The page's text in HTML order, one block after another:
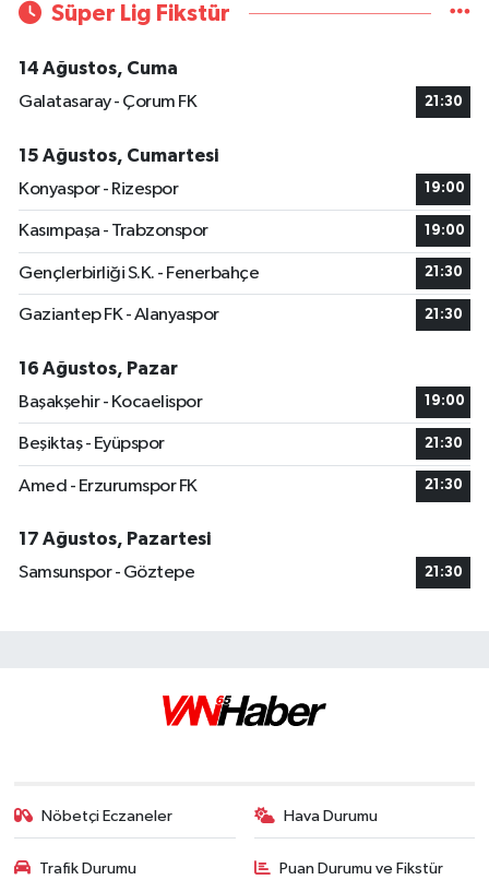
Süper Lig Fikstür
14 Ağustos, Cuma
Galatasaray - Çorum FK
21:30
15 Ağustos, Cumartesi
Konyaspor - Rizespor
19:00
Kasımpaşa - Trabzonspor 19:00
Gençlerbirliği S.K. - Fenerbahçe 21:30
Gaziantep FK - Alanyaspor 21:30
16 Ağustos, Pazar
Başakşehir - Kocaelispor
19:00
Beşiktaş - Eyüpspor 21:30
Amed - Erzurumspor FK 21:30
17 Ağustos, Pazartesi
Samsunspor - Göztepe
21:30
Nöbetçi Eczaneler Hava Durumu
Trafik Durumu Puan Durumu ve Fikstür